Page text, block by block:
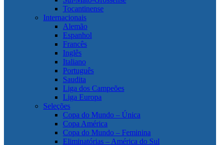
Tocantinense
Internacionais
Alemão
Espanhol
Francês
Inglês
Italiano
Português
Saudita
Liga dos Campeões
Liga Europa
Seleções
Copa do Mundo – Única
Copa América
Copa do Mundo – Feminina
Eliminatórias – América do Sul